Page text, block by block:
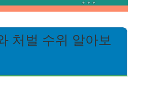
처벌 수위 알아보